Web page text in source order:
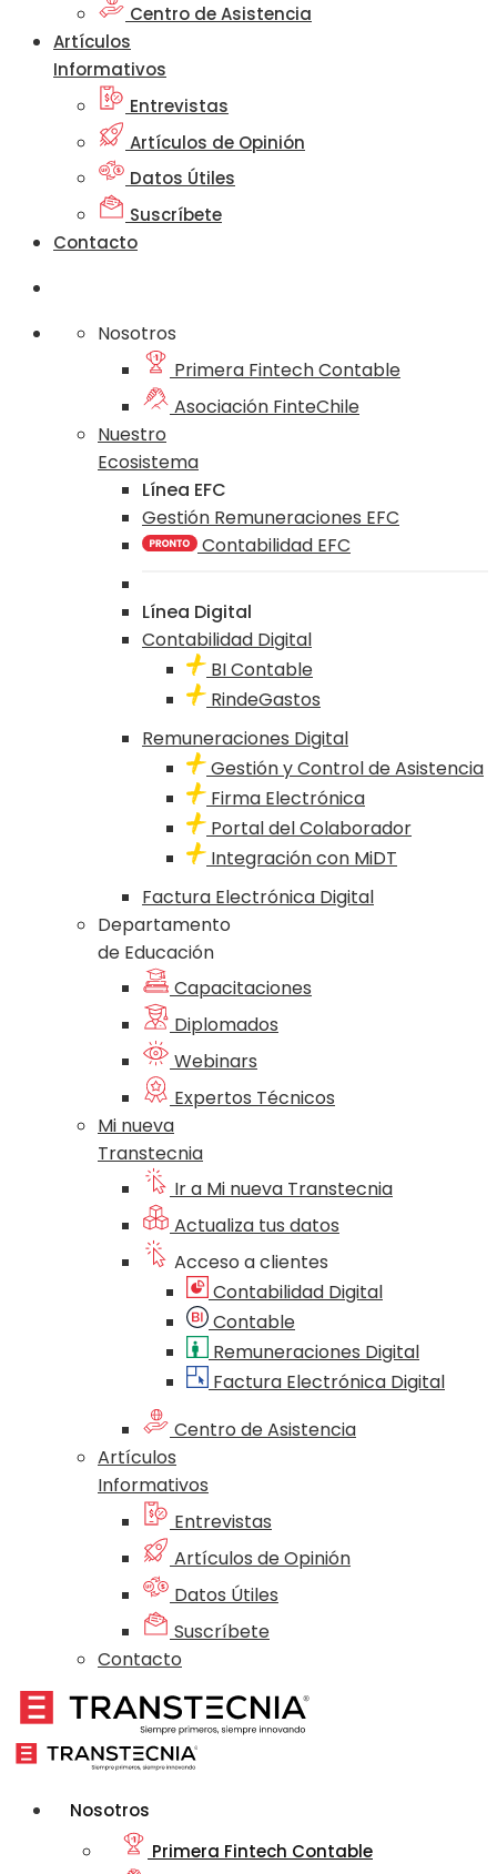
Centro de Asistencia
Artículos
Informativos
Entrevistas
Artículos de Opinión
Datos Útiles
Suscríbete
Contacto
Nosotros
Primera Fintech Contable
Asociación FinteChile
Nuestro
Ecosistema
Línea EFC
Gestión Remuneraciones EFC
Contabilidad EFC
Línea Digital
Contabilidad Digital
BI Contable
RindeGastos
Remuneraciones Digital
Gestión y Control de Asistencia
Firma Electrónica
Portal del Colaborador
Integración con MiDT
Factura Electrónica Digital
Departamento
de Educación
Capacitaciones
Diplomados
Webinars
Expertos Técnicos
Mi nueva
Transtecnia
Ir a Mi nueva Transtecnia
Actualiza tus datos
Acceso a clientes
Contabilidad Digital
Contable
Remuneraciones Digital
Factura Electrónica Digital
Centro de Asistencia
Artículos
Informativos
Entrevistas
Artículos de Opinión
Datos Útiles
Suscríbete
Contacto
Nosotros
Primera Fintech Contable